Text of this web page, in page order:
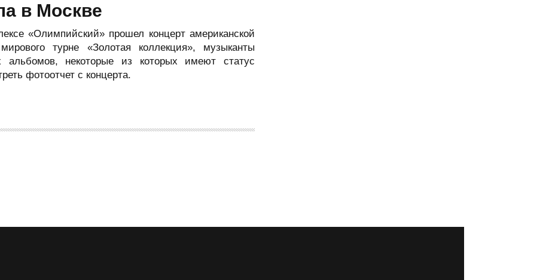
в Москве
«Олимпийский» прошел концерт американской
турне «Золотая коллекция», музыканты
некоторые из которых имеют статус
фотоотчет с концерта.